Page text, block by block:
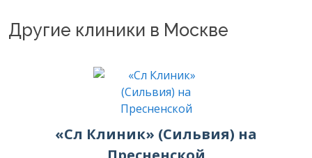
Другие клиники в Москве
«Сл Клиник» (Сильвия) на